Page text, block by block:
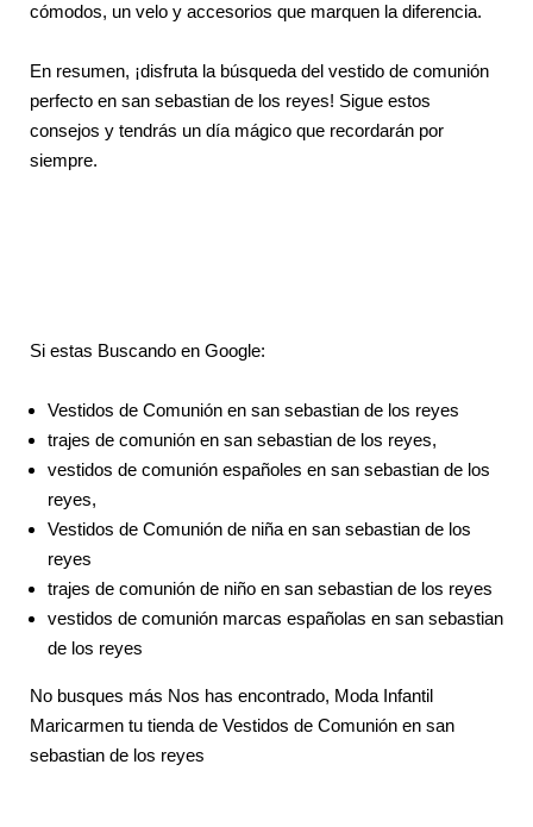
cómodos, un velo y accesorios que marquen la diferencia.
En resumen, ¡disfruta la búsqueda del vestido de comunión
perfecto en san sebastian de los reyes! Sigue estos
consejos y tendrás un día mágico que recordarán por
siempre.
Si estas Buscando en Google:
Vestidos de Comunión en san sebastian de los reyes
trajes de comunión en san sebastian de los reyes,
vestidos de comunión españoles en san sebastian de los
reyes,
Vestidos de Comunión de niña en san sebastian de los
reyes
trajes de comunión de niño en san sebastian de los reyes
vestidos de comunión marcas españolas en san sebastian
de los reyes
No busques más Nos has encontrado, Moda Infantil
Maricarmen tu tienda de Vestidos de Comunión en san
sebastian de los reyes